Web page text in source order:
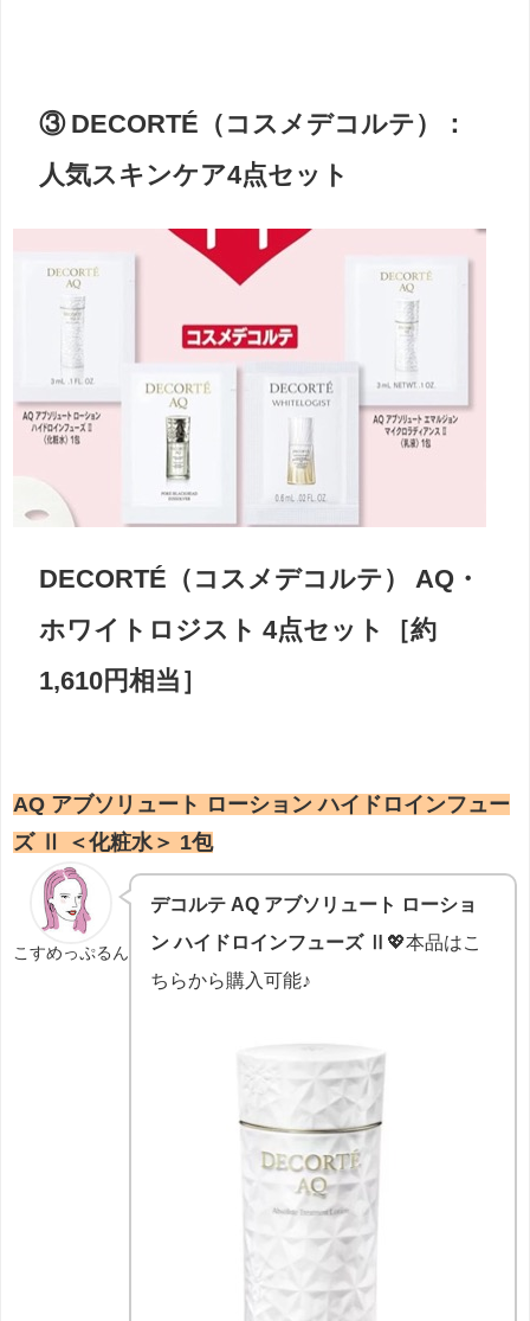
③ DECORTÉ（コスメデコルテ）：
人気スキンケア4点セット
DECORTÉ（コスメデコルテ） AQ・
ホワイトロジスト 4点セット［約
1,610円相当］
AQ アブソリュート ローション ハイドロインフュー
ズ Ⅱ ＜化粧水＞ 1包
こすめっぷるん
デコルテ AQ アブソリュート ローショ
ン ハイドロインフューズ Ⅱ 💖本品はこ
ちらから購入可能♪